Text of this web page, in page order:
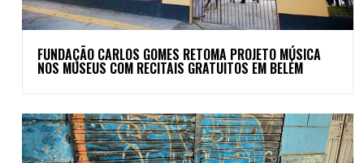
FUNDAÇÃO CARLOS GOMES RETOMA PROJETO MÚSICA
NOS MUSEUS COM RECITAIS GRATUITOS EM BELÉM